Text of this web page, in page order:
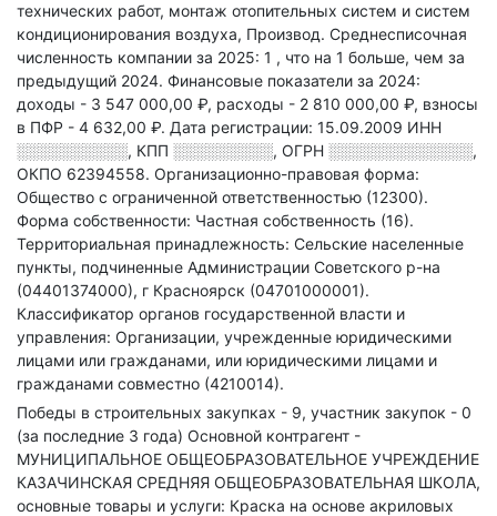
технических работ, монтаж отопительных систем и систем
кондиционирования воздуха, Производ. Среднесписочная
численность компании за 2025: 1 , что на 1 больше, чем за
предыдущий 2024. Финансовые показатели за 2024:
доходы - 3 547 000,00 ₽, расходы - 2 810 000,00 ₽, взносы
в ПФР - 4 632,00 ₽. Дата регистрации: 15.09.2009 ИНН
░░░░░░░░░░, КПП ░░░░░░░░░, ОГРН ░░░░░░░░░░░░░,
ОКПО 62394558. Организационно-правовая форма:
Общество с ограниченной ответственностью (12300).
Форма собственности: Частная собственность (16).
Территориальная принадлежность: Сельские населенные
пункты, подчиненные Администрации Советского р-на
(04401374000), г Красноярск (04701000001).
Классификатор органов государственной власти и
управления: Организации, учрежденные юридическими
лицами или гражданами, или юридическими лицами и
гражданами совместно (4210014).
Победы в строительных закупках - 9, участник закупок - 0
(за последние 3 года) Основной контрагент -
МУНИЦИПАЛЬНОЕ ОБЩЕОБРАЗОВАТЕЛЬНОЕ УЧРЕЖДЕНИЕ
КАЗАЧИНСКАЯ СРЕДНЯЯ ОБЩЕОБРАЗОВАТЕЛЬНАЯ ШКОЛА,
основные товары и услуги: Краска на основе акриловых